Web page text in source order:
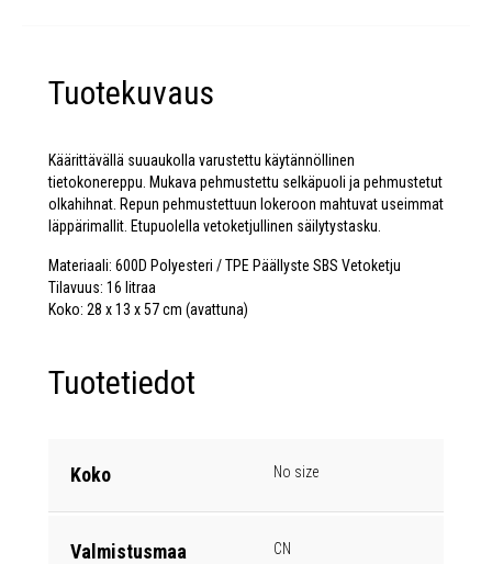
Tuotekuvaus
Käärittävällä suuaukolla varustettu käytännöllinen
tietokonereppu. Mukava pehmustettu selkäpuoli ja pehmustetut
olkahihnat. Repun pehmustettuun lokeroon mahtuvat useimmat
läppärimallit. Etupuolella vetoketjullinen säilytystasku.
Materiaali: 600D Polyesteri / TPE Päällyste SBS Vetoketju
Tilavuus: 16 litraa
Koko: 28 x 13 x 57 cm (avattuna)
Tuotetiedot
Koko No size
Valmistusmaa CN